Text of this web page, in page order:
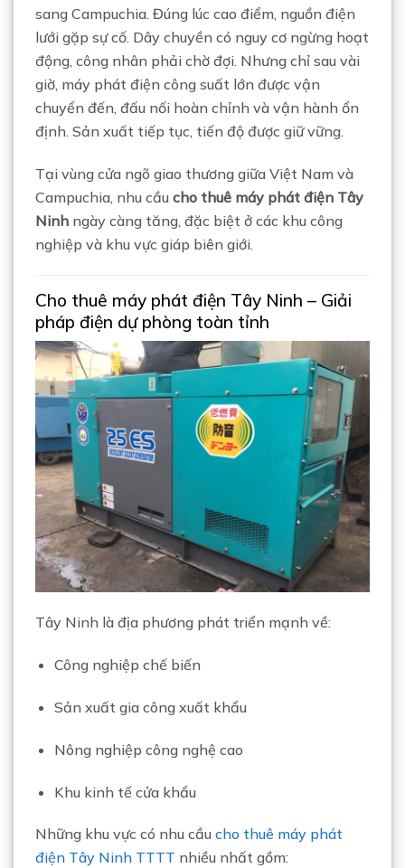
sang Campuchia. Đúng lúc cao điểm, nguồn điện
lưới gặp sự cố. Dây chuyền có nguy cơ ngừng hoạt
động, công nhân phải chờ đợi. Nhưng chỉ sau vài
giờ, máy phát điện công suất lớn được vận
chuyển đến, đấu nối hoàn chỉnh và vận hành ổn
định. Sản xuất tiếp tục, tiến độ được giữ vững.
Tại vùng cửa ngõ giao thương giữa Việt Nam và
Campuchia, nhu cầu cho thuê máy phát điện Tây
Ninh ngày càng tăng, đặc biệt ở các khu công
nghiệp và khu vực giáp biên giới.
Cho thuê máy phát điện Tây Ninh – Giải
pháp điện dự phòng toàn tỉnh
Tây Ninh là địa phương phát triển mạnh về:
Công nghiệp chế biến
Sản xuất gia công xuất khẩu
Nông nghiệp công nghệ cao
Khu kinh tế cửa khẩu
Những khu vực có nhu cầu cho thuê máy phát
điện Tây Ninh TTTT nhiều nhất gồm: